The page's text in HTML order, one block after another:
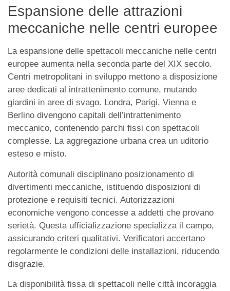
Espansione delle attrazioni
meccaniche nelle centri europee
La espansione delle spettacoli meccaniche nelle centri
europee aumenta nella seconda parte del XIX secolo.
Centri metropolitani in sviluppo mettono a disposizione
aree dedicati al intrattenimento comune, mutando
giardini in aree di svago. Londra, Parigi, Vienna e
Berlino divengono capitali dell’intrattenimento
meccanico, contenendo parchi fissi con spettacoli
complesse. La aggregazione urbana crea un uditorio
esteso e misto.
Autorità comunali disciplinano posizionamento di
divertimenti meccaniche, istituendo disposizioni di
protezione e requisiti tecnici. Autorizzazioni
economiche vengono concesse a addetti che provano
serietà. Questa ufficializzazione specializza il campo,
assicurando criteri qualitativi. Verificatori accertano
regolarmente le condizioni delle installazioni, riducendo
disgrazie.
La disponibilità fissa di spettacoli nelle città incoraggia